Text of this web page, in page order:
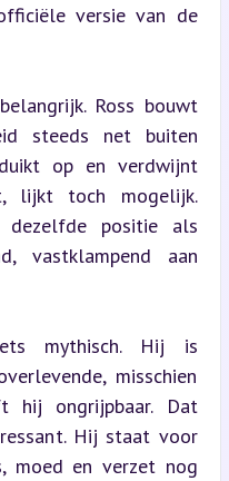
versie van de
Ross bouwt
steeds net buiten
op en verdwijnt
lijkt toch mogelijk.
positie als
vastklampend aan
mythisch. Hij is
misschien
hij ongrijpbaar. Dat
Hij staat voor
moed en verzet nog